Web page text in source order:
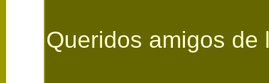
Queridos amigos de